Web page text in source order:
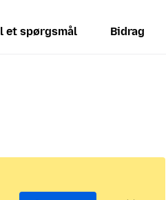
et spørgsmål Bidrag